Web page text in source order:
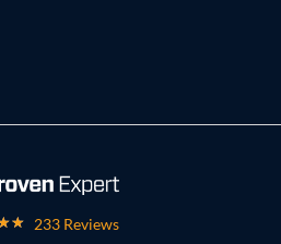
233 Reviews